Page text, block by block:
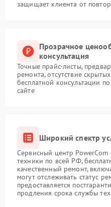
защищает клиента от
Прозрачное
консультация
Точные прайс-листы,
ремонта, отсутствие
бесплатной консультации
сайте
Широкий спектр
Сервисный центр PowerCom
техники по всей РФ,
качественный ремонт,
могут отслеживать статус
предоставляется
продления срока службы